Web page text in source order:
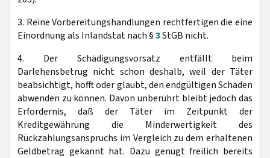
3. Reine Vorbereitungshandlungen rechtfertigen die eine
Einordnung als Inlandstat nach §3StGB nicht.
4. Der Schädigungsvorsatz entfällt beim
Darlehensbetrug nicht schon deshalb, weil der Täter
beabsichtigt, hofft oder glaubt, den endgültigen Schaden
abwenden zu können. Davon unberührt bleibt jedoch das
Erfordernis, daß der Täter im Zeitpunkt der
Kreditgewährung die Minderwertigkeit des
Rückzahlungsanspruchs im Vergleich zu dem erhaltenen
Geldbetrag gekannt hat. Dazu genügt freilich bereits